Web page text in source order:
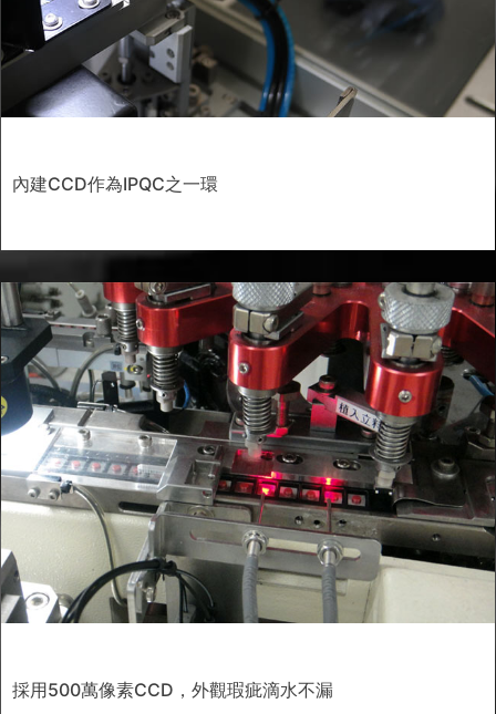
內建CCD作為IPQC之一環
採用500萬像素CCD，外觀瑕疵滴水不漏